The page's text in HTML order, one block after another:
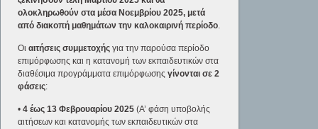
ολοκληρωθούν στα μέσα Νοεμβρίου 2025, μετά
από διακοπή μαθημάτων την καλοκαιρινή περίοδο
Οιαιτήσεις συμμετοχής για την παρούσα περίοδο
επιμόρφωσης και η κατανομή των εκπαιδευτικών στα
διαθέσιμα προγράμματα επιμόρφωσηςγίνονται σε 2
φάσεις:
•4 έως 13 Φεβρουαρίου 2025 (Α’ φάση υποβολής
αιτήσεων και κατανομής των εκπαιδευτικών στα